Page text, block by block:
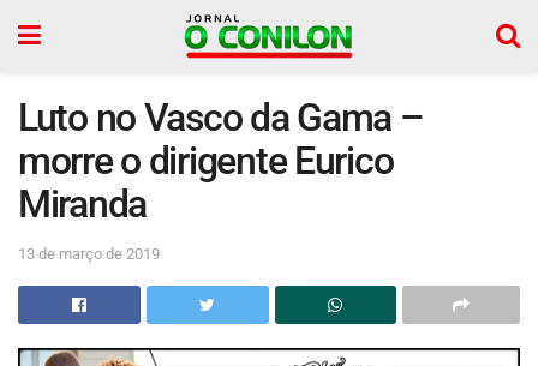
Luto no Vasco da Gama –
morre o dirigente Eurico
Miranda
13 de março de 2019